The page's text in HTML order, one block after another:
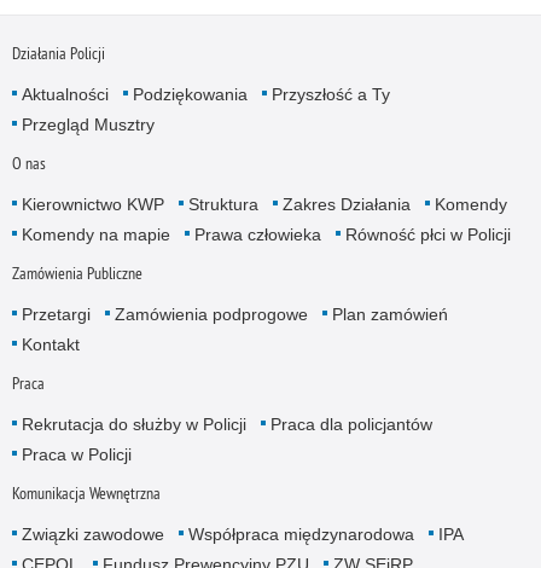
Działania Policji
Aktualności Podziękowania
Przyszłość a Ty
Przegląd Musztry
O nas
Kierownictwo KWP Struktura Zakres Działania
Komendy
Komendy na mapie
Prawa człowieka Równość płci w Policji
Zamówienia Publiczne
Przetargi Zamówienia podprogowe
Plan zamówień
Kontakt
Praca
Rekrutacja do służby w Policji
Praca dla policjantów
Praca w Policji
Komunikacja Wewnętrzna
Związki zawodowe Współpraca międzynarodowa
IPA